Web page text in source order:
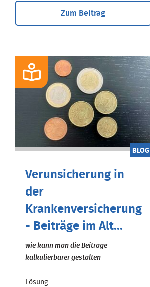
Zum Beitrag
BLOG
Verunsicherung in
der
Krankenversicherung
- Beiträge im Alt...
wie kann man die Beiträge
kalkulierbarer gestalten
Lösung ...